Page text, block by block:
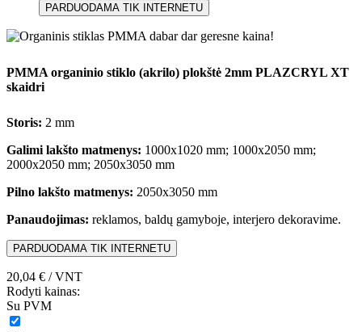
PARDUODAMA TIK INTERNETU
PMMA organinio stiklo (akrilo) plokštė 2mm PLAZCRYL XT
skaidri
Storis: 2 mm
Galimi lakšto matmenys: 1000x1020 mm; 1000x2050 mm;
2000x2050 mm; 2050x3050 mm
Pilno lakšto matmenys: 2050x3050 mm
Panaudojimas: reklamos, baldų gamyboje, interjero dekoravime.
PARDUODAMA TIK INTERNETU
20,04 € / VNT
Rodyti kainas:
Su PVM